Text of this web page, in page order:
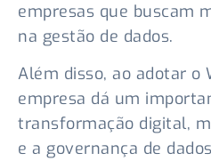
empresas que buscam
na gestão de dados.
Além disso, ao adotar o
empresa dá um
transformação digital,
e a governança de